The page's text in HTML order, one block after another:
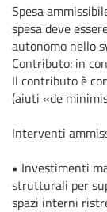
Spesa
spesa deve
autonomo nello
Contributo: in
Il contributo è
(aiuti «de
Interventi
• Investimenti
strutturali per
spazi interni